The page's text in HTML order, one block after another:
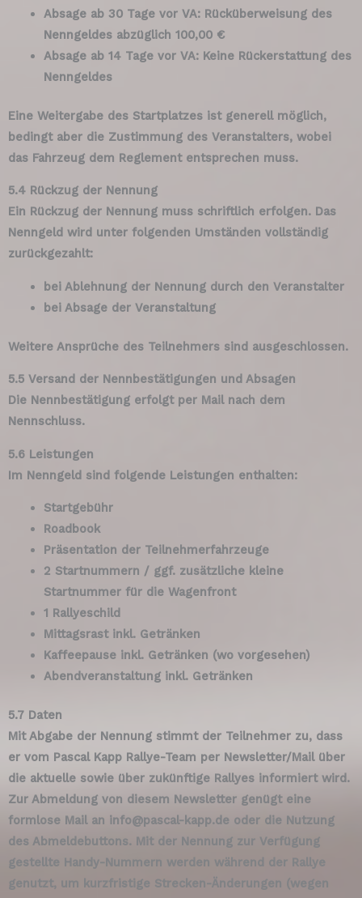
Absage ab 30 Tage vor VA: Rücküberweisung des
Nenngeldes abzüglich 100,00 €
Absage ab 14 Tage vor VA: Keine Rückerstattung des
Nenngeldes
Eine Weitergabe des Startplatzes ist generell möglich,
bedingt aber die Zustimmung des Veranstalters, wobei
das Fahrzeug dem Reglement entsprechen muss.
5.4 Rückzug der Nennung
Ein Rückzug der Nennung muss schriftlich erfolgen. Das
Nenngeld wird unter folgenden Umständen vollständig
zurückgezahlt:
bei Ablehnung der Nennung durch den Veranstalter
bei Absage der Veranstaltung
Weitere Ansprüche des Teilnehmers sind ausgeschlossen.
5.5 Versand der Nennbestätigungen und Absagen
Die Nennbestätigung erfolgt per Mail nach dem
Nennschluss.
5.6 Leistungen
Im Nenngeld sind folgende Leistungen enthalten:
Startgebühr
Roadbook
Präsentation der Teilnehmerfahrzeuge
2 Startnummern / ggf. zusätzliche kleine
Startnummer für die Wagenfront
1 Rallyeschild
Mittagsrast inkl. Getränken
Kaffeepause inkl. Getränken (wo vorgesehen)
Abendveranstaltung inkl. Getränken
5.7 Daten
Mit Abgabe der Nennung stimmt der Teilnehmer zu, dass
er vom Pascal Kapp Rallye-Team per Newsletter/Mail über
die aktuelle sowie über zukünftige Rallyes informiert wird.
Zur Abmeldung von diesem Newsletter genügt eine
formlose Mail an info@pascal-kapp.de oder die Nutzung
des Abmeldebuttons. Mit der Nennung zur Verfügung
gestellte Handy-Nummern werden während der Rallye
genutzt, um kurzfristige Strecken-Änderungen (wegen